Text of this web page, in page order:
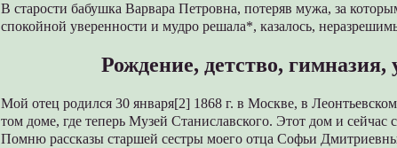
В старости бабушка Варвара Петровна, потеряв мужа, за
спокойной уверенности и мудро решала*, казалось,
Рождение, детство, гимназия,
Мой отец родился 30 января[2] 1868 г. в Москве, в
том доме, где теперь Музей Станиславского. Этот дом и сейчас
Помню рассказы старшей сестры моего отца Софьи